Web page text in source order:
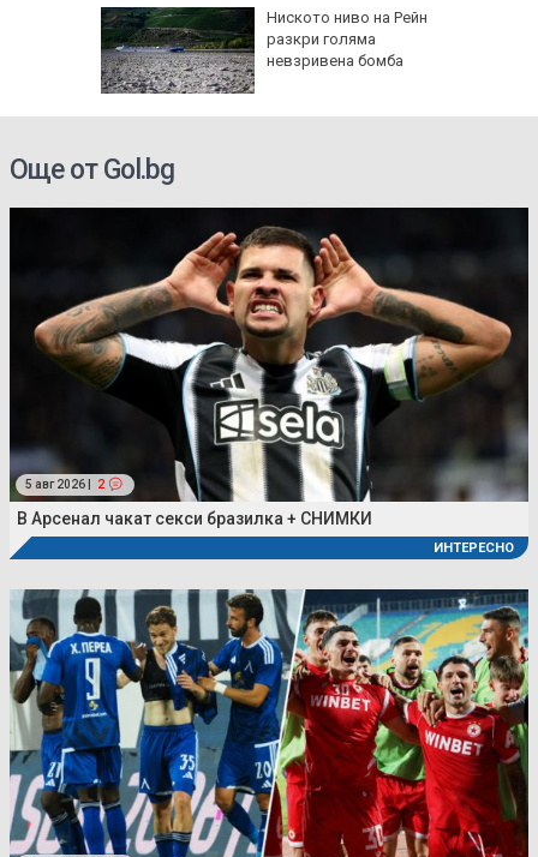
Ниското ниво на Рейн
разкри голяма
невзривена бомба
Още от Gol.bg
5 авг 2026 | 2
В Арсенал чакат секси бразилка + СНИМКИ
ИНТЕРЕСНО